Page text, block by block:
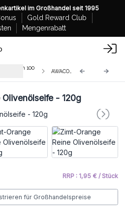
im Großhandel seit 1995
Gold Reward Club
Mengenrabatt
- in 100
AWACOSS-04
- 120g
RRP : 1,95 € / Stück
für Großhandelspreise